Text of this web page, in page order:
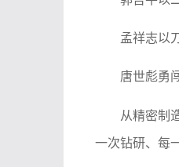
孟祥志以
唐世彪勇
从精密制
一次钻研、每